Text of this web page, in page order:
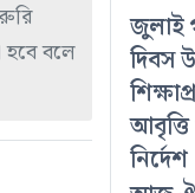
জুলাই
দিবস
আবৃত্তি
নির্দেশ
হবে বলে